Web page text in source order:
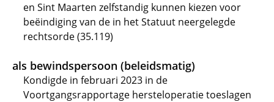
en Sint Maarten zelfstandig kunnen kiezen voor
beëindiging van de in het Statuut neergelegde
rechtsorde (35.119)
als bewindspersoon (beleidsmatig)
Kondigde in februari 2023 in de
Voortgangsrapportage hersteloperatie toeslagen